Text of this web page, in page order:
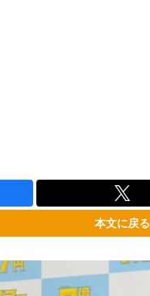
本文に戻る